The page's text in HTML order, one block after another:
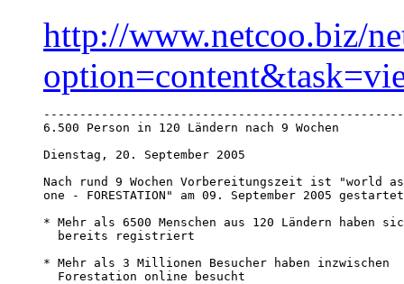
http://www.netcoo.biz/
6.500 Person in 120 Ländern nach 9 Wochen
Dienstag, 20. September 2005
Nach rund 9 Wochen Vorbereitungszeit ist "world as
one - FORESTATION" am 09. September 2005
* Mehr als 6500 Menschen aus 120 Ländern haben
  bereits registriert
* Mehr als 3 Millionen Besucher haben inzwischen
  Forestation online besucht